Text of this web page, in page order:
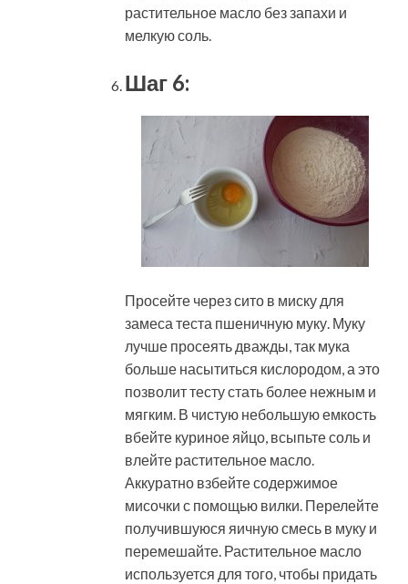
растительное масло без запахи и
мелкую соль.
Шаг 6:
Просейте через сито в миску для
замеса теста пшеничную муку. Муку
лучше просеять дважды, так мука
больше насытиться кислородом, а это
позволит тесту стать более нежным и
мягким. В чистую небольшую емкость
вбейте куриное яйцо, всыпьте соль и
влейте растительное масло.
Аккуратно взбейте содержимое
мисочки с помощью вилки. Перелейте
получившуюся яичную смесь в муку и
перемешайте. Растительное масло
используется для того, чтобы придать